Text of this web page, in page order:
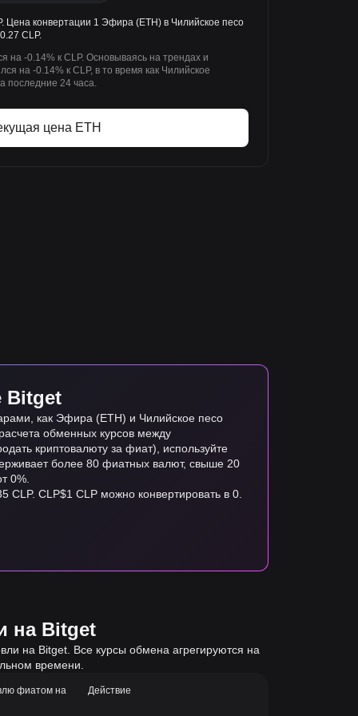
Цена конвертации 1 Эфира (ETH) в Чилийское песо
CLP.
на -0.14% к CLP. Основываясь на трендах и
на -0.14% к CLP, в то время как Чилийское
последние 24 часа.
цена ETH
Bitget
как Эфира (ETH) и Чилийское песо
обменных курсов между
криптовалюту за фиат), используйте
более 80 фиатных валют, свыше 20
0%.
CLP. CLP$1 CLP можно конвертировать в 0.
на Bitget
на Bitget. Все курсы обмена агрегируются на
времени.
фиатом на Действие